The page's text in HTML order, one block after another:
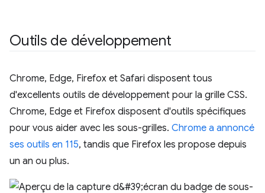
Outils de développement
Chrome, Edge, Firefox et Safari disposent tous
d'excellents outils de développement pour la grille CSS.
Chrome, Edge et Firefox disposent d'outils spécifiques
pour vous aider avec les sous-grilles. Chrome a annoncé
ses outils en 115, tandis que Firefox les propose depuis
un an ou plus.